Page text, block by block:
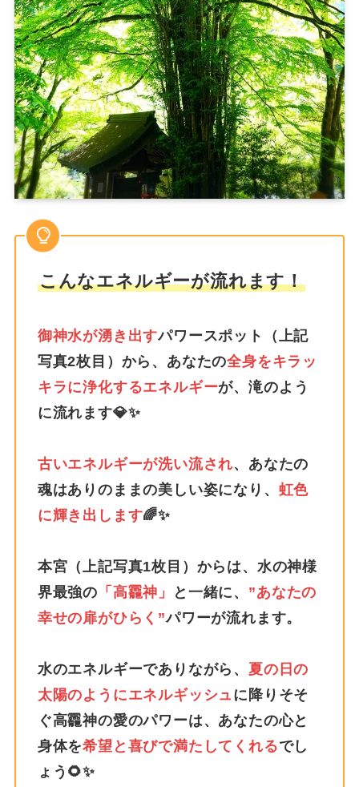
こんなエネルギーが流れます！
御神水が湧き出すパワースポット（上記
写真2枚目）から、あなたの全身をキラッ
キラに浄化するエネルギーが、滝のよう
に流れます💎✨
古いエネルギーが洗い流され、あなたの
魂はありのままの美しい姿になり、 虹色
に輝き出します🌈✨
本宮（上記写真1枚目）からは、水の神様
界最強の 「高龗神」 と一緒に、 ”あなたの
幸せの扉がひらく”パワーが流れます。
水のエネルギーでありながら、 夏の日の
太陽のようにエネルギッシュ に降りそそ
ぐ高龗神の愛のパワーは、あなたの心と
身体を希望と喜びで満たしてくれるでし
ょう🌻✨